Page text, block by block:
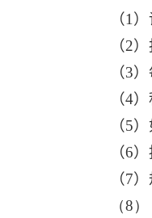
（1
（2
（3
（4
（5
（6
（7
（8）